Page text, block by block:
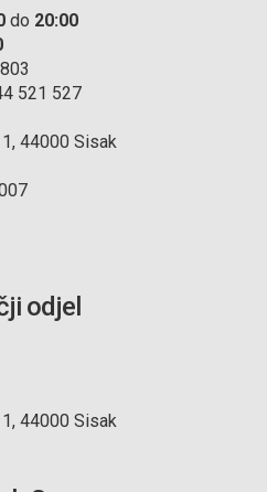
do 20:00
521 527
44000 Sisak
odjel
44000 Sisak